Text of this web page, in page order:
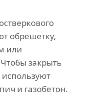
обрешетку,
или
закрыть
и газобетон.